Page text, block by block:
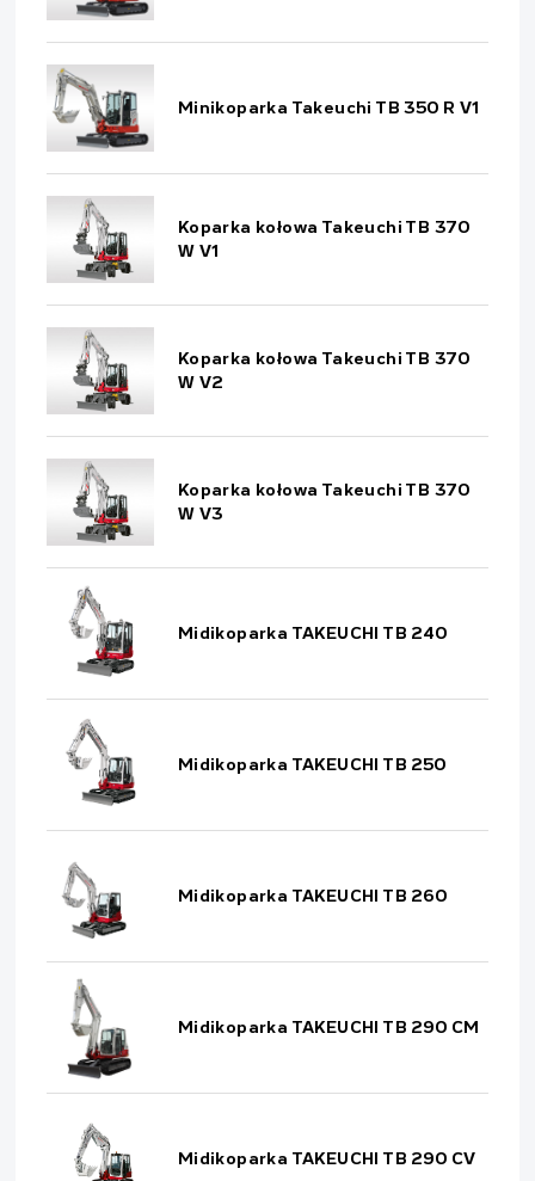
Minikoparka Takeuchi TB 350 R V1
Koparka kołowa Takeuchi TB 370
W V1
Koparka kołowa Takeuchi TB 370
W V2
Koparka kołowa Takeuchi TB 370
W V3
Midikoparka TAKEUCHI TB 240
Midikoparka TAKEUCHI TB 250
Midikoparka TAKEUCHI TB 260
Midikoparka TAKEUCHI TB 290 CM
Midikoparka TAKEUCHI TB 290 CV